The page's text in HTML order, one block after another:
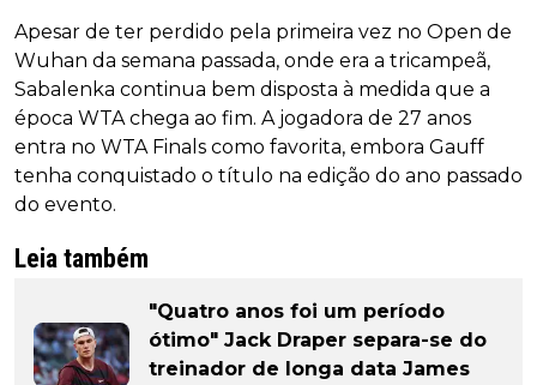
Apesar de ter perdido pela primeira vez no Open de
Wuhan da semana passada, onde era a tricampeã,
Sabalenka continua bem disposta à medida que a
época WTA chega ao fim. A jogadora de 27 anos
entra no WTA Finals como favorita, embora Gauff
tenha conquistado o título na edição do ano passado
do evento.
Leia também
"Quatro anos foi um período
ótimo" Jack Draper separa-se do
treinador de longa data James